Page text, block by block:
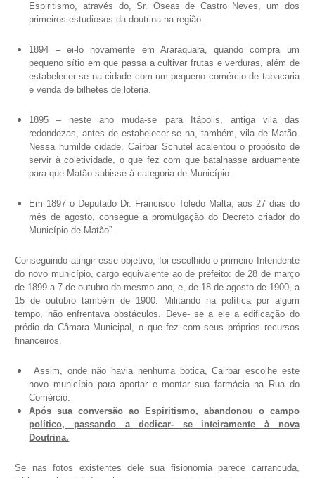
Espiritismo, através do, Sr. Oseas de Castro Neves, um dos
primeiros estudiosos da doutrina na região.
1894 – ei-lo novamente em Araraquara, quando compra um
pequeno sítio em que passa a cultivar frutas e verduras, além de
estabelecer-se na cidade com um pequeno comércio de tabacaria
e venda de bilhetes de loteria.
1895 – neste ano muda-se para Itápolis, antiga vila das
redondezas, antes de estabelecer-se na, também, vila de Matão.
Nessa humilde cidade, Caírbar Schutel acalentou o propósito de
servir à coletividade, o que fez com que batalhasse arduamente
para que Matão subisse à categoria de Município.
Em 1897 o Deputado Dr. Francisco Toledo Malta, aos 27 dias do
mês de agosto, consegue a promulgação do Decreto criador do
Município de Matão”.
Conseguindo atingir esse objetivo, foi escolhido o primeiro Intendente
do novo município, cargo equivalente ao de prefeito: de 28 de março
de 1899 a 7 de outubro do mesmo ano, e, de 18 de agosto de 1900, a
15 de outubro também de 1900. Militando na política por algum
tempo, não enfrentava obstáculos. Deve- se a ele a edificação do
prédio da Câmara Municipal, o que fez com seus próprios recursos
financeiros.
Assim, onde não havia nenhuma botica, Cairbar escolhe este
novo município para aportar e montar sua farmácia na Rua do
Comércio.
Após sua conversão ao Espiritismo, abandonou o campo
político, passando a dedicar- se inteiramente à nova
Doutrina.
Se nas fotos existentes dele sua fisionomia parece carrancuda,